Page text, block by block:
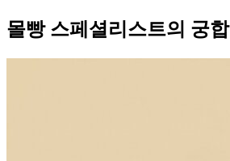
몰빵 스페셜리스트의 궁합